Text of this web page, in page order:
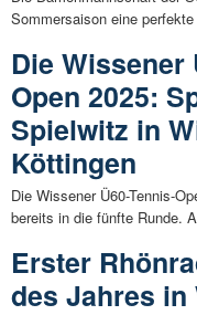
Sommersaison eine
Die Wissener
Open 2025:
Spielwitz in
Köttingen
Die Wissener Ü60-Tennis-
bereits in die fünfte Runde.
Erster
des Jahres in